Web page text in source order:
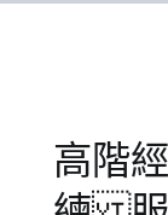
高階